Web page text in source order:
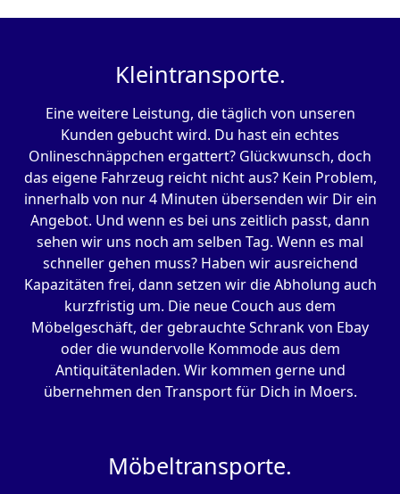
Kleintransporte.
Eine weitere Leistung, die täglich von unseren
Kunden gebucht wird. Du hast ein echtes
Onlineschnäppchen ergattert? Glückwunsch, doch
das eigene Fahrzeug reicht nicht aus? Kein Problem,
innerhalb von nur 4 Minuten übersenden wir Dir ein
Angebot. Und wenn es bei uns zeitlich passt, dann
sehen wir uns noch am selben Tag. Wenn es mal
schneller gehen muss? Haben wir ausreichend
Kapazitäten frei, dann setzen wir die Abholung auch
kurzfristig um. Die neue Couch aus dem
Möbelgeschäft, der gebrauchte Schrank von Ebay
oder die wundervolle Kommode aus dem
Antiquitätenladen. Wir kommen gerne und
übernehmen den Transport für Dich in Moers.
Möbeltransporte.